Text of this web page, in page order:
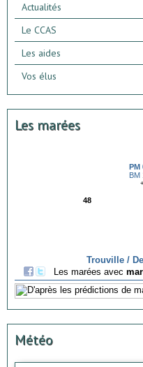
Actualités
Le CCAS
Les aides
Vos élus
Les marées
Météo